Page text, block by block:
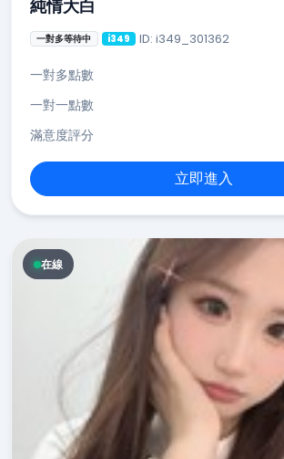
純情大白
一對多等待中 i349 ID: i349_301362
一對多點數
一對一點數
滿意度評分
立即進入
在線